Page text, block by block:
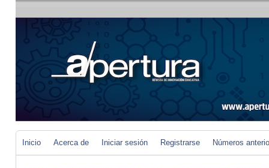
Inicio Acerca de Iniciar sesión Registrarse Números